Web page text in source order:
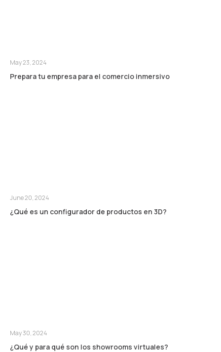
May 23, 2024
Prepara tu empresa para el comercio inmersivo
June 20, 2024
¿Qué es un configurador de productos en 3D?
May 30, 2024
¿Qué y para qué son los showrooms virtuales?